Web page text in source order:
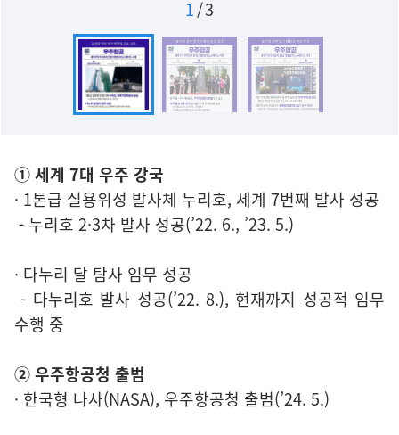
1/3
① 세계 7대 우주 강국
· 1톤급 실용위성 발사체 누리호, 세계 7번째 발사 성공
- 누리호 2·3차 발사 성공(’22. 6., ’23. 5.)
· 다누리 달 탐사 임무 성공
- 다누리호 발사 성공(’22. 8.), 현재까지 성공적 임무
수행 중
② 우주항공청 출범
· 한국형 나사(NASA), 우주항공청 출범(’24. 5.)